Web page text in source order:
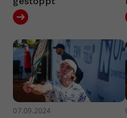
07.09.2024